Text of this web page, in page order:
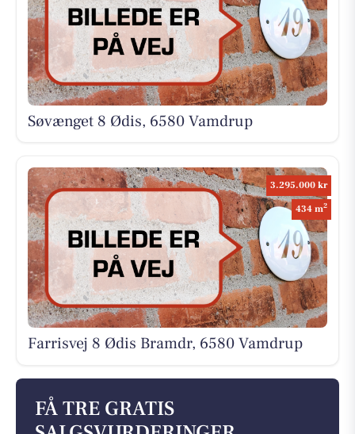
Søvænget 8 Ødis, 6580 Vamdrup
3.295.000 kr
434 m2
Farrisvej 8 Ødis Bramdr, 6580 Vamdrup
FÅ TRE GRATIS